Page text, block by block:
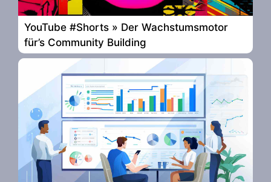
YouTube #Shorts » Der Wachstumsmotor
für’s Community Building